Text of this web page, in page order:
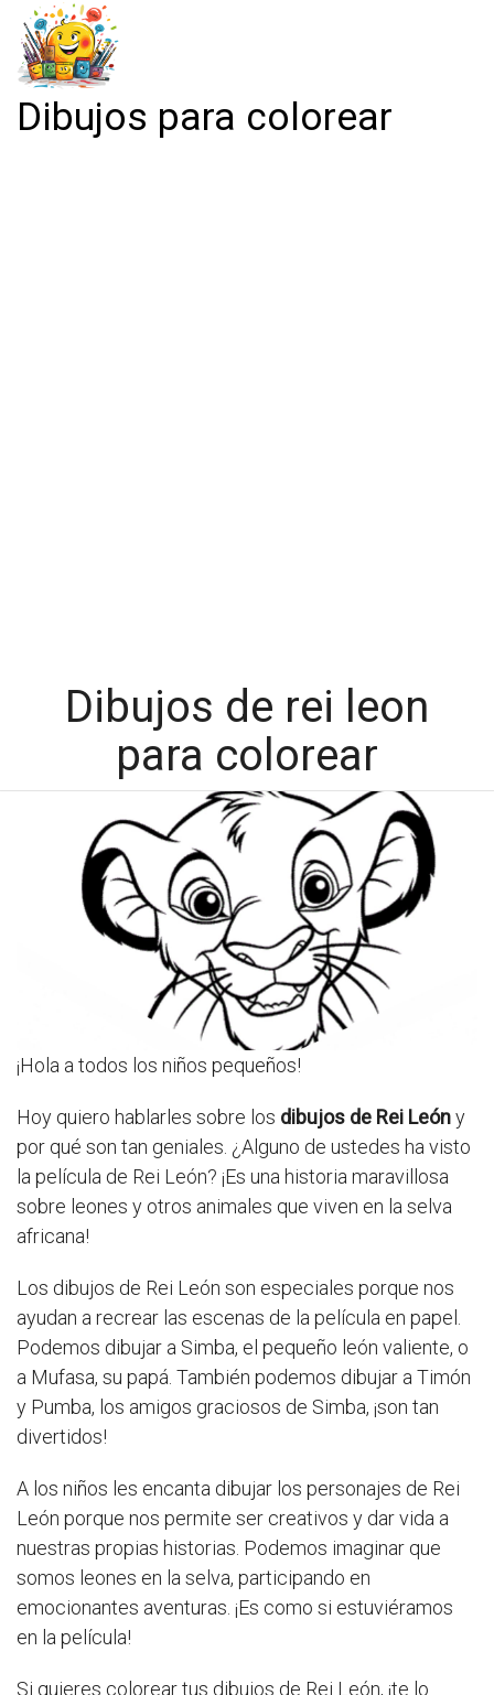
Dibujos para colorear
Dibujos de rei leon
para colorear
¡Hola a todos los niños pequeños!
Hoy quiero hablarles sobre los dibujos de Rei Leóny
por qué son tan geniales. ¿Alguno de ustedes ha visto
la película de Rei León? ¡Es una historia maravillosa
sobre leones y otros animales que viven en la selva
africana!
Los dibujos de Rei León son especiales porque nos
ayudan a recrear las escenas de la película en papel.
Podemos dibujar a Simba, el pequeño león valiente, o
a Mufasa, su papá. También podemos dibujar a Timón
y Pumba, los amigos graciosos de Simba, ¡son tan
divertidos!
A los niños les encanta dibujar los personajes de Rei
León porque nos permite ser creativos y dar vida a
nuestras propias historias. Podemos imaginar que
somos leones en la selva, participando en
emocionantes aventuras. ¡Es como si estuviéramos
en la película!
Si quieres colorear tus dibujos de Rei León, ¡te lo